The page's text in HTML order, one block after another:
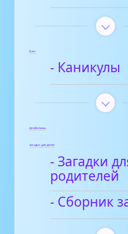
Блог
- Каникулы
Диафильмы
Загадки для детей
- Загадки
родителей
- Сборник